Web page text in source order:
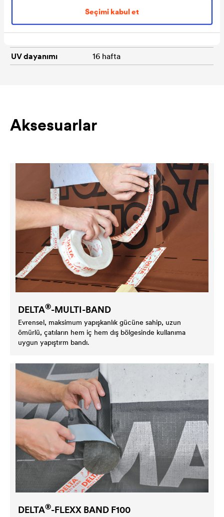
Seçimi kabul et
Ağırlık
Rulo ağırlığı
UV dayanımı
16 hafta
Aksesuarlar
DELTA®-MULTI-BAND
Evrensel, maksimum yapışkanlık gücüne sahip, uzun
ömürlü, çatıların hem iç hem dış bölgesinde kullanıma
uygun yapıştırm bandı.
DELTA®-FLEXX BAND F100